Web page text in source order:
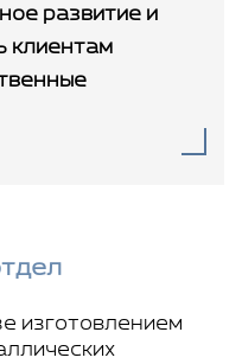
развитие и
клиентам
изготовлением